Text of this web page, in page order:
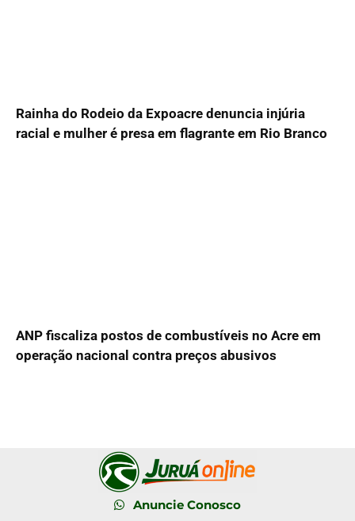
Rainha do Rodeio da Expoacre denuncia injúria
racial e mulher é presa em flagrante em Rio Branco
ANP fiscaliza postos de combustíveis no Acre em
operação nacional contra preços abusivos
Anuncie Conosco